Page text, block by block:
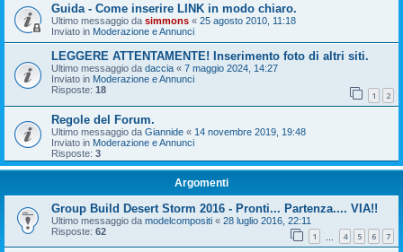
Guida - Come inserire LINK in modo chiaro.
Ultimo messaggio da simmons « 25 agosto 2010, 11:18
Inviato in Moderazione e Annunci
LEGGERE ATTENTAMENTE! Inserimento foto di altri siti.
Ultimo messaggio da daccia « 7 maggio 2024, 14:27
Inviato in Moderazione e Annunci
Risposte: 18 1 2
Regole del Forum.
Ultimo messaggio da Giannide « 14 novembre 2019, 19:48
Inviato in Moderazione e Annunci
Risposte: 3
Argomenti
Group Build Desert Storm 2016 - Pronti... Partenza.... VIA!!
Ultimo messaggio da modelcompositi « 28 luglio 2016, 22:11
Risposte: 62 1 4 5 6 7